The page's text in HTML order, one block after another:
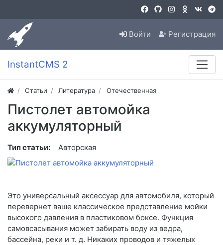
Войти Регистрация
InstantCMS 2
Статьи Литература Отечественная
Пистолет автомойка
аккумуляторный
Тип статьи: Авторская
Это универсальный аксессуар для автомобиля, который
перевернет ваше классическое представление мойки
высокого давления в пластиковом боксе. Функция
самовсасывания может забирать воду из ведра,
бассейна, реки и т. д. Никаких проводов и тяжелых